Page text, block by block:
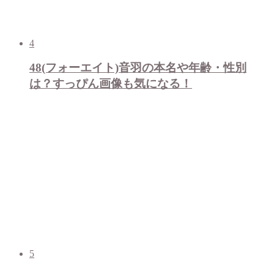
4
48(フォーエイト)音羽の本名や年齢・性別
は？すっぴん画像も気になる！
5